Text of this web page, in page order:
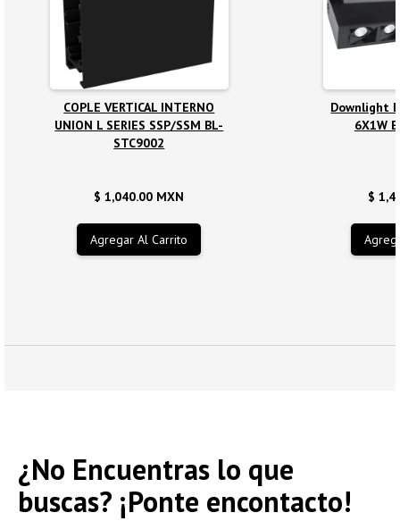
COPLE VERTICAL INTERNO
UNION L SERIES SSP/SSM BL-
STC9002
$ 1,040.00 MXN
Downlight
6X1W
$
¿No Encuentras lo que
buscas? ¡Ponte encontacto!